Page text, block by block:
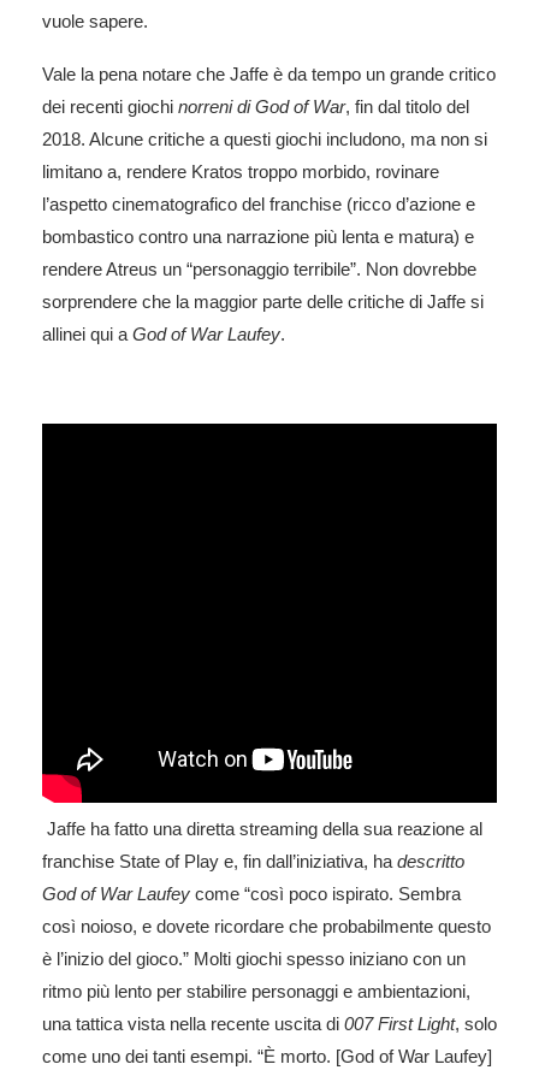
vuole sapere.
Vale la pena notare che Jaffe è da tempo un grande critico
dei recenti giochi norreni di God of War, fin dal titolo del
2018. Alcune critiche a questi giochi includono, ma non si
limitano a, rendere Kratos troppo morbido, rovinare
l’aspetto cinematografico del franchise (ricco d’azione e
bombastico contro una narrazione più lenta e matura) e
rendere Atreus un “personaggio terribile”. Non dovrebbe
sorprendere che la maggior parte delle critiche di Jaffe si
allinei qui a God of War Laufey.
Jaffe ha fatto una diretta streaming della sua reazione al
franchise State of Play e, fin dall’iniziativa, ha descritto
God of War Laufey come “così poco ispirato. Sembra
così noioso, e dovete ricordare che probabilmente questo
è l’inizio del gioco.” Molti giochi spesso iniziano con un
ritmo più lento per stabilire personaggi e ambientazioni,
una tattica vista nella recente uscita di 007 First Light, solo
come uno dei tanti esempi. “È morto. [God of War Laufey]